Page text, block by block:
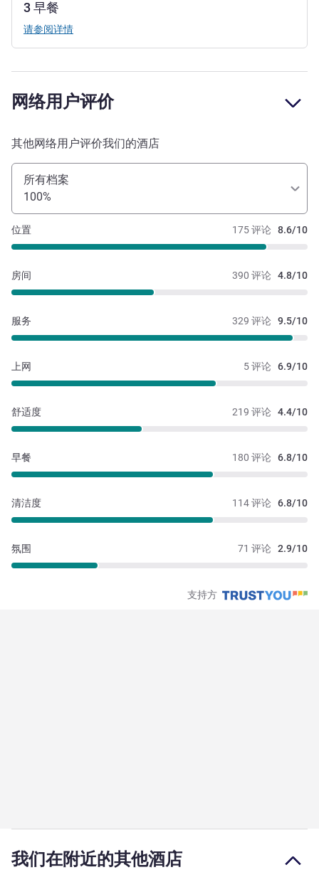
3 早餐
请参阅详情
网络用户评价
其他网络用户评价我们的酒店
所有档案
100%
175 评论 8.6/10
位置
390 评论 4.8/10
房间
329 评论 9.5/10
服务
5 评论 6.9/10
上网
219 评论 4.4/10
舒适度
180 评论 6.8/10
早餐
114 评论 6.8/10
清洁度
71 评论 2.9/10
氛围
支持方
我们在附近的其他酒店